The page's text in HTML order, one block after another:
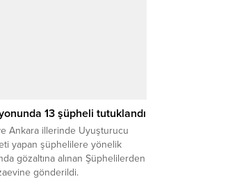
13 şüpheli tutuklandı
Ankara illerinde Uyuşturucu
yapan şüphelilere yönelik
gözaltına alınan Şüphelilerden
gönderildi.